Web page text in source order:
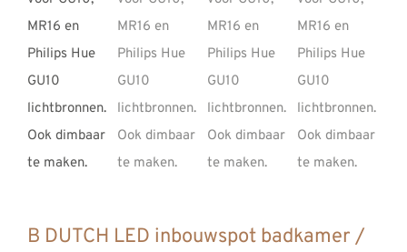
B DUTCH LED inbouwspot badkamer /